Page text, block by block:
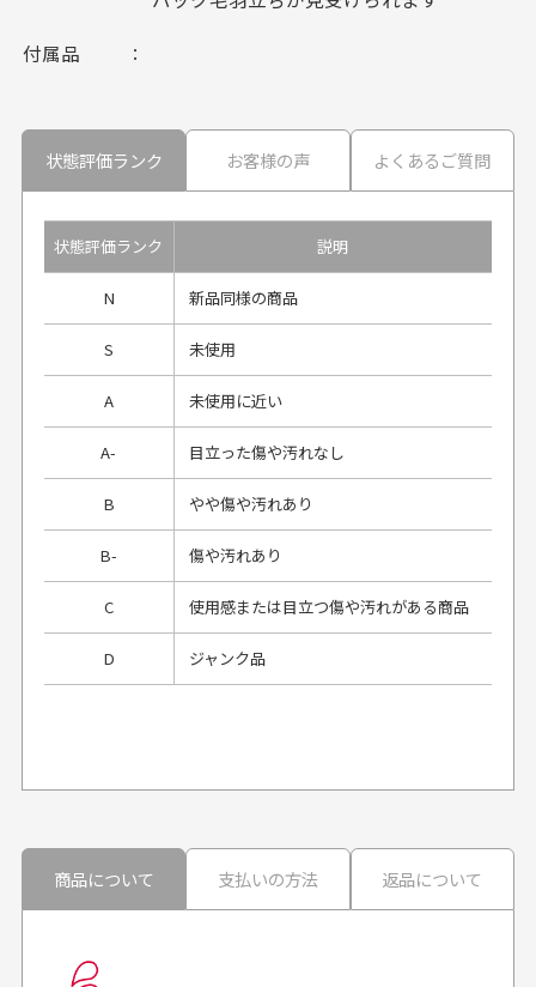
付属品
状態評価ランク お客様の声 よくあるご質問
状態評価ランク 説明
N 新品同様の商品
S 未使用
A 未使用に近い
A- 目立った傷や汚れなし
B やや傷や汚れあり
B- 傷や汚れあり
C 使用感または目立つ傷や汚れがある商品
D ジャンク品
良かった！
30代男性
商品について 支払いの方法 返品について